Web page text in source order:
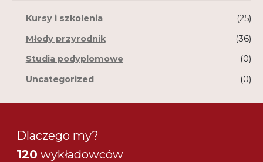
Kursy i szkolenia
(25)
Młody przyrodnik
(36)
Studia podyplomowe
(0)
Uncategorized
(0)
Dlaczego my?
120 wykładowców